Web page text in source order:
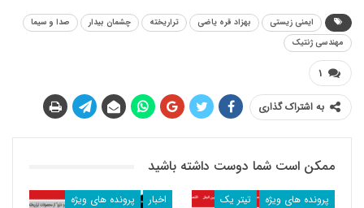
ایمنی زیستی بهزاد قره یاضی تراریخته چشمان بیدار
صدا و سیما
مهندسی ژنتیک
۱
به اشتراک گذاری
ممکن است شما دوست داشته باشید
پرونده های ویژه تیتر یک اخبار پرونده های ویژه